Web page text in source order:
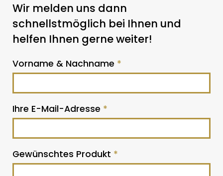
Wir melden uns dann
schnellstmöglich bei Ihnen und
helfen Ihnen gerne weiter!
Vorname & Nachname *
Ihre E-Mail-Adresse *
Gewünschtes Produkt *